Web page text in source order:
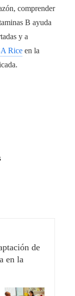
comprender
B ayuda
y a
Rice en la
de
en la